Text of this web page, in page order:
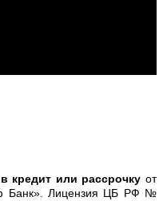
в кредит или рассрочку от
Банк». Лицензия ЦБ РФ №